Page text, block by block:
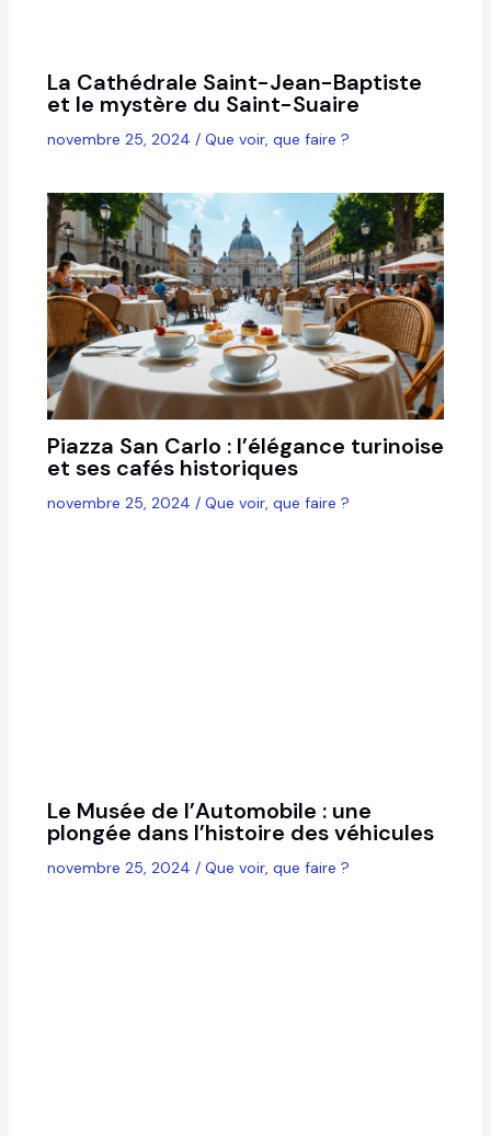
La Cathédrale Saint-Jean-Baptiste
et le mystère du Saint-Suaire
novembre 25, 2024 / Que voir, que faire ?
Piazza San Carlo : l’élégance turinoise
et ses cafés historiques
novembre 25, 2024 / Que voir, que faire ?
Le Musée de l’Automobile : une
plongée dans l’histoire des véhicules
novembre 25, 2024 / Que voir, que faire ?